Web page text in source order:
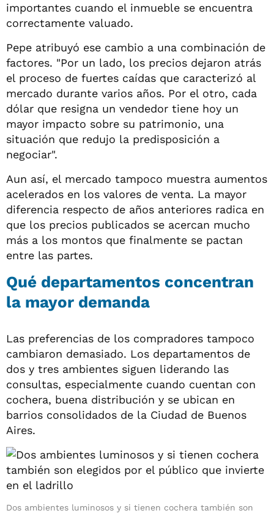
importantes cuando el inmueble se encuentra
correctamente valuado.
Pepe atribuyó ese cambio a una combinación de
factores. "Por un lado, los precios dejaron atrás
el proceso de fuertes caídas que caracterizó al
mercado durante varios años. Por el otro, cada
dólar que resigna un vendedor tiene hoy un
mayor impacto sobre su patrimonio, una
situación que redujo la predisposición a
negociar".
Aun así, el mercado tampoco muestra aumentos
acelerados en los valores de venta. La mayor
diferencia respecto de años anteriores radica en
que los precios publicados se acercan mucho
más a los montos que finalmente se pactan
entre las partes.
Qué departamentos concentran
la mayor demanda
Las preferencias de los compradores tampoco
cambiaron demasiado. Los departamentos de
dos y tres ambientes siguen liderando las
consultas, especialmente cuando cuentan con
cochera, buena distribución y se ubican en
barrios consolidados de la Ciudad de Buenos
Aires.
Dos ambientes luminosos y si tienen cochera también son